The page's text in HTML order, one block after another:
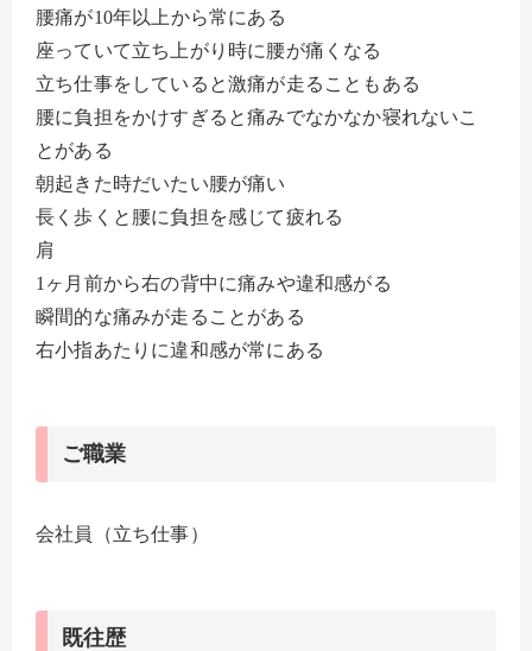
腰痛が10年以上から常にある
座っていて立ち上がり時に腰が痛くなる
立ち仕事をしていると激痛が走ることもある
腰に負担をかけすぎると痛みでなかなか寝れないこ
とがある
朝起きた時だいたい腰が痛い
長く歩くと腰に負担を感じて疲れる
肩
1ヶ月前から右の背中に痛みや違和感がる
瞬間的な痛みが走ることがある
右小指あたりに違和感が常にある
ご職業
会社員（立ち仕事）
既往歴